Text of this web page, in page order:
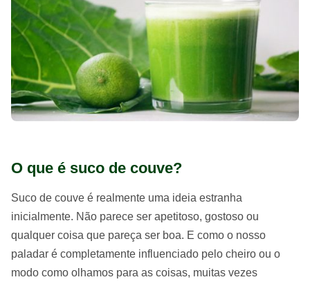
O que é suco de couve?
Suco de couve é realmente uma ideia estranha
inicialmente. Não parece ser apetitoso, gostoso ou
qualquer coisa que pareça ser boa. E como o nosso
paladar é completamente influenciado pelo cheiro ou o
modo como olhamos para as coisas, muitas vezes